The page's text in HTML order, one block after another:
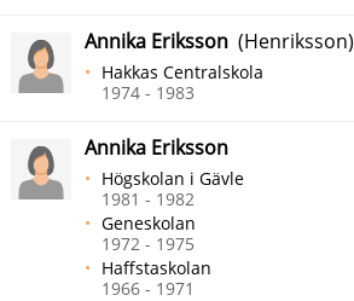
Annika Eriksson (Henriksson)
Hakkas Centralskola
1974 - 1983
Annika Eriksson
Högskolan i Gävle
1981 - 1982
Geneskolan
1972 - 1975
Haffstaskolan
1966 - 1971